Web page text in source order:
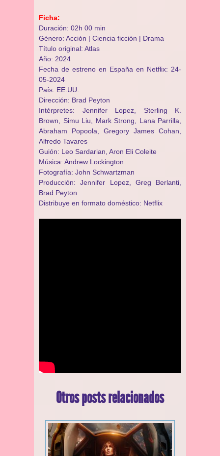
Ficha:
Duración: 02h 00 min
Género: Acción | Ciencia ficción | Drama
Título original: Atlas
Año: 2024
Fecha de estreno en España en Netflix: 24-
05-2024
País: EE.UU.
Dirección: Brad Peyton
Intérpretes: Jennifer Lopez, Sterling K.
Brown, Simu Liu, Mark Strong, Lana Parrilla,
Abraham Popoola, Gregory James Cohan,
Alfredo Tavares
Guión: Leo Sardarian, Aron Eli Coleite
Música: Andrew Lockington
Fotografía: John Schwartzman
Producción: Jennifer Lopez, Greg Berlanti,
Brad Peyton
Distribuye en formato doméstico: Netflix
Otros posts relacionados